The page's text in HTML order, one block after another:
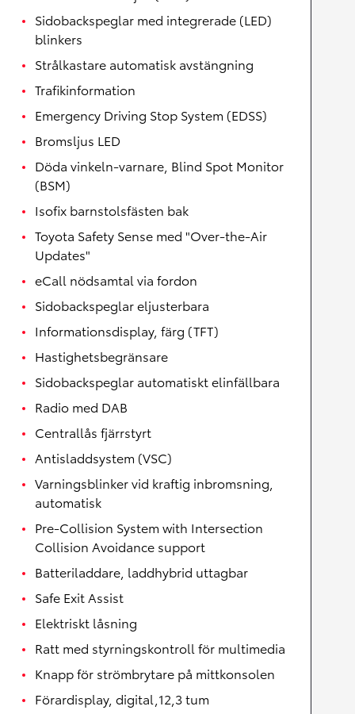
Sidobackspeglar med integrerade (LED)
blinkers
Strålkastare automatisk avstängning
Trafikinformation
Emergency Driving Stop System (EDSS)
Bromsljus LED
Döda vinkeln-varnare, Blind Spot Monitor
(BSM)
Isofix barnstolsfästen bak
Toyota Safety Sense med "Over-the-Air
Updates"
eCall nödsamtal via fordon
Sidobackspeglar eljusterbara
Informationsdisplay, färg (TFT)
Hastighetsbegränsare
Sidobackspeglar automatiskt elinfällbara
Radio med DAB
Centrallås fjärrstyrt
Antisladdsystem (VSC)
Varningsblinker vid kraftig inbromsning,
automatisk
Pre-Collision System with Intersection
Collision Avoidance support
Batteriladdare, laddhybrid uttagbar
Safe Exit Assist
Elektriskt låsning
Ratt med styrningskontroll för multimedia
Knapp för strömbrytare på mittkonsolen
Förardisplay, digital,12,3 tum